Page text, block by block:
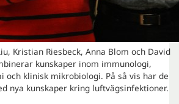
Kristian Riesbeck, Anna Blom och David
kunskaper inom immunologi,
och klinisk mikrobiologi. På så vis har de
nya kunskaper kring luftvägsinfektioner.